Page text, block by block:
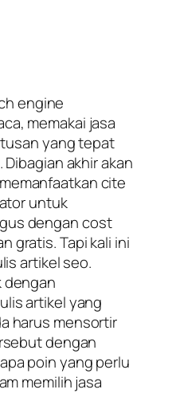
engine
memakai jasa
yang tepat
akhir akan
cite
untuk
dengan cost
gratis. Tapi kali ini
artikel seo.
dengan
artikel yang
harus mensortir
dengan
poin yang perlu
memilih jasa